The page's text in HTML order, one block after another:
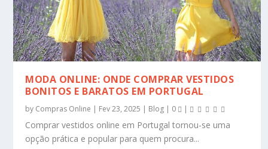
MODA ONLINE: ONDE COMPRAR VESTIDOS
BONITOS E BARATOS EM PORTUGAL
by Compras Online | Fev 23, 2025 | Blog | 0 |
Comprar vestidos online em Portugal tornou-se uma
opção prática e popular para quem procura...